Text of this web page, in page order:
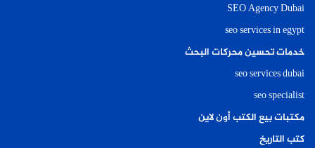
SEO Agency Dubai
seo services in egypt
خدمات تحسين محركات البحث
seo services dubai
seo specialist
مكتبات بيع الكتب أون لاين
كتب التاريخ